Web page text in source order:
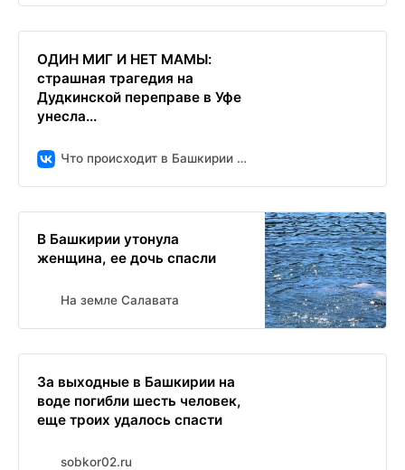
ОДИН МИГ И НЕТ МАМЫ:
страшная трагедия на
Дудкинской переправе в Уфе
унесла...
Что происходит в Башкирии | УФА | РБ
В Башкирии утонула
женщина, ее дочь спасли
На земле Салавата
За выходные в Башкирии на
воде погибли шесть человек,
еще троих удалось спасти
sobkor02.ru